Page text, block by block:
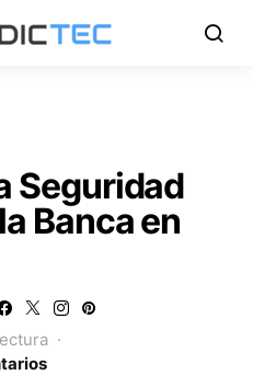
Seguridad
Banca en